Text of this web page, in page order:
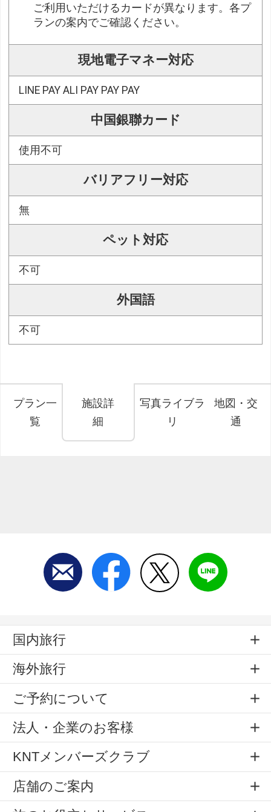
ご利用いただけるカードが異なります。各プ
ランの案内でご確認ください。
現地電子マネー対応
LINE PAY ALI PAY PAY PAY
中国銀聯カード
使用不可
バリアフリー対応
無
ペット対応
不可
外国語
不可
プラン一
覧
施設詳
細
写真ライブラ
リ
地図・交
通
国内旅行
海外旅行
ご予約について
法人・企業のお客様
KNTメンバーズクラブ
店舗のご案内